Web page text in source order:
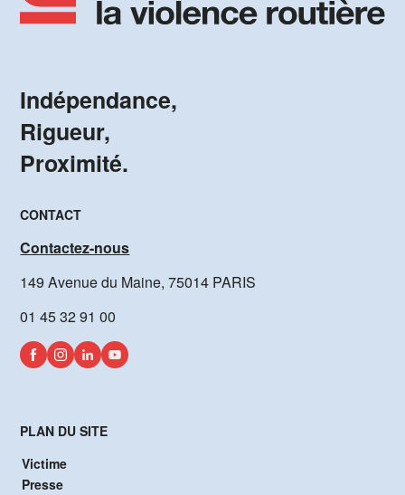
Indépendance,
Rigueur,
Proximité.
CONTACT
Contactez-nous
149 Avenue du Maine, 75014 PARIS
01 45 32 91 00
PLAN DU SITE
Victime
Presse